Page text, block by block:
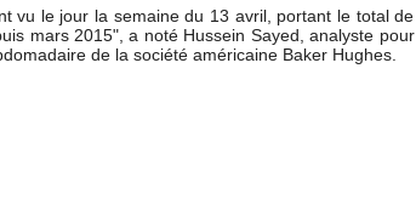
vu le jour la semaine du 13 avril, portant le total de
mars 2015", a noté Hussein Sayed, analyste pour
de la société américaine Baker Hughes.